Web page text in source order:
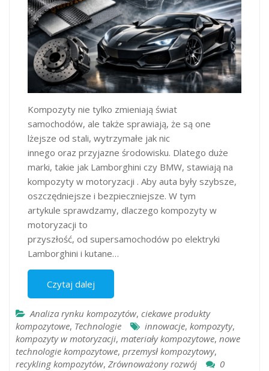
Kompozyty nie tylko zmieniają świat
samochodów, ale także sprawiają, że są one
lżejsze od stali, wytrzymałe jak nic
innego oraz przyjazne środowisku. Dlatego duże
marki, takie jak Lamborghini czy BMW, stawiają na
kompozyty w motoryzacji . Aby auta były szybsze,
oszczędniejsze i bezpieczniejsze. W tym
artykule sprawdzamy, dlaczego kompozyty w
motoryzacji to
przyszłość, od supersamochodów po elektryki
Lamborghini i kutane…
Czytaj dalej
Analiza rynku kompozytów, ciekawe produkty
kompozytowe, Technologie innowacje, kompozyty,
kompozyty w motoryzacji, materiały kompozytowe, nowe
technologie kompozytowe, przemysł kompozytowy,
recykling kompozytów, Zrównoważony rozwój
0